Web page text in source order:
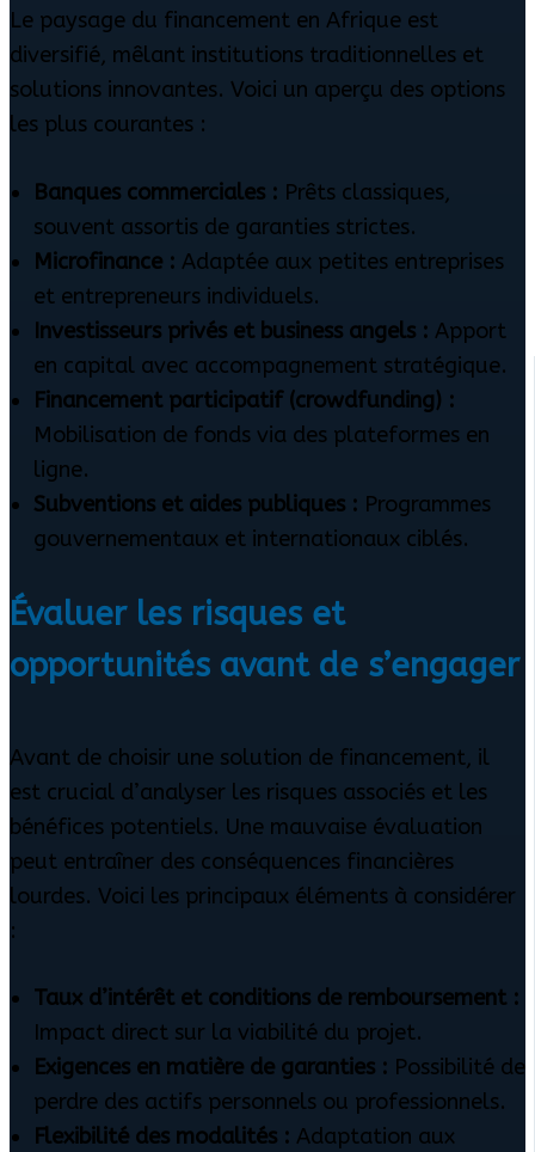
Le paysage du financement en Afrique est
diversifié, mêlant institutions traditionnelles et
solutions innovantes. Voici un aperçu des options
les plus courantes :
Banques commerciales : Prêts classiques,
souvent assortis de garanties strictes.
Microfinance : Adaptée aux petites entreprises
et entrepreneurs individuels.
Investisseurs privés et business angels : Apport
en capital avec accompagnement stratégique.
Financement participatif (crowdfunding) :
Mobilisation de fonds via des plateformes en
ligne.
Subventions et aides publiques : Programmes
gouvernementaux et internationaux ciblés.
Évaluer les risques et
opportunités avant de s’engager
Avant de choisir une solution de financement, il
est crucial d’analyser les risques associés et les
bénéfices potentiels. Une mauvaise évaluation
peut entraîner des conséquences financières
lourdes. Voici les principaux éléments à considérer
:
Taux d’intérêt et conditions de remboursement :
Impact direct sur la viabilité du projet.
Exigences en matière de garanties : Possibilité de
perdre des actifs personnels ou professionnels.
Flexibilité des modalités : Adaptation aux